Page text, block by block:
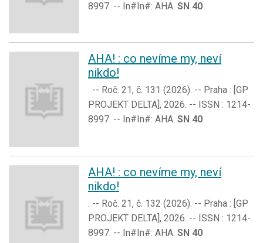
8997. -- In#In#: AHA. SN 40
AHA! : co nevíme my, neví
nikdo!
. -- Roč. 21, č. 131 (2026). -- Praha : [GP
PROJEKT DELTA], 2026. -- ISSN : 1214-
8997. -- In#In#: AHA. SN 40
AHA! : co nevíme my, neví
nikdo!
. -- Roč. 21, č. 132 (2026). -- Praha : [GP
PROJEKT DELTA], 2026. -- ISSN : 1214-
8997. -- In#In#: AHA. SN 40